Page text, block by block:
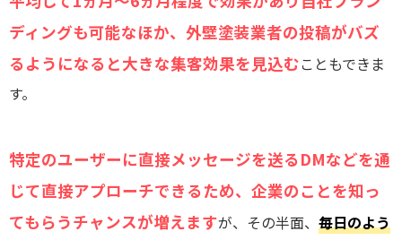
ディングも可能なほか、外壁塗装業者の投稿がバズ
るようになると大きな集客効果を見込むこともできま
す。
特定のユーザーに直接メッセージを送るDMなどを通
じて直接アプローチできるため、企業のことを知っ
てもらうチャンスが増えますが、その半面、 毎日のよう